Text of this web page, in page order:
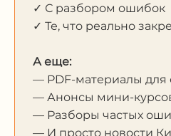
✓ С разбором ошибок
✓ Те, что реально
А еще:
— PDF-материалы для
— Анонсы мини-
— Разборы частых
— И просто новости